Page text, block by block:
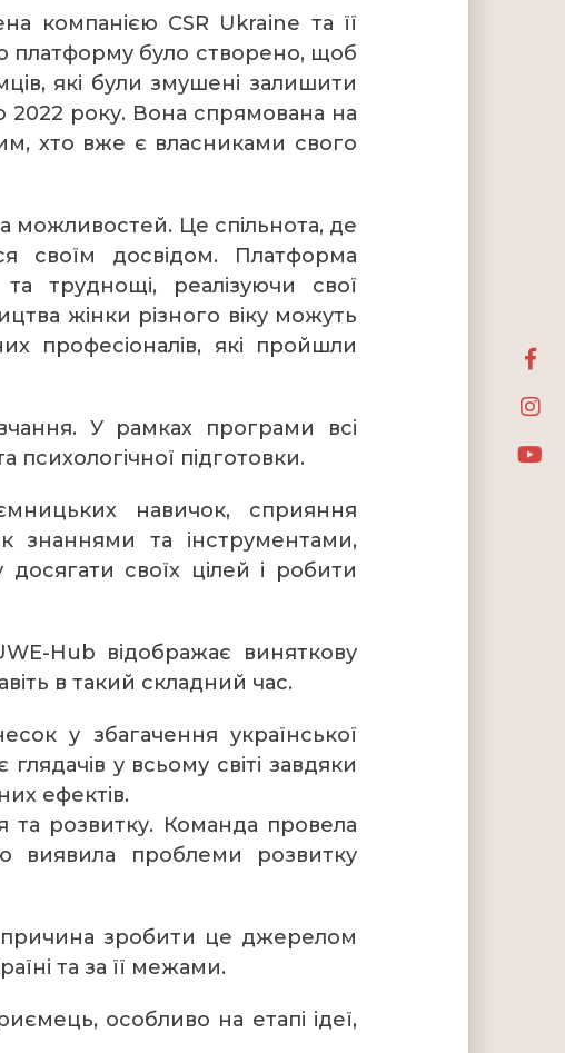
компанією CSR Ukraine та її
платформу було створено, щоб
які були змушені залишити
2022 року. Вона спрямована на
хто вже є власниками свого
можливостей. Це спільнота, де
своїм досвідом. Платформа
труднощі, реалізуючи свої
жінки різного віку можуть
професіоналів, які пройшли
У рамках програми всі
підготовки.
навичок, сприяння
знаннями та інструментами,
своїх цілей і робити
Hub відображає виняткову
в такий складний час.
у збагачення української
у всьому світі завдяки
ефектів.
та розвитку. Команда провела
виявила проблеми розвитку
причина зробити це джерелом
та за її межами.
особливо на етапі ідеї,